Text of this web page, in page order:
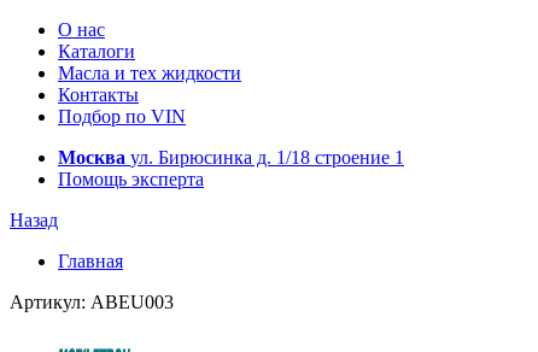
О нас
Каталоги
Масла и тех жидкости
Контакты
Подбор по VIN
Москва ул. Бирюсинка д. 1/18 строение 1
Помощь эксперта
Назад
Главная
Артикул: ABEU003